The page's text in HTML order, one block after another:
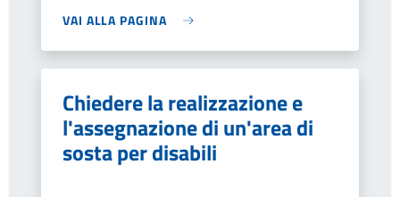
VAI ALLA PAGINA
Chiedere la realizzazione e
l'assegnazione di un'area di
sosta per disabili